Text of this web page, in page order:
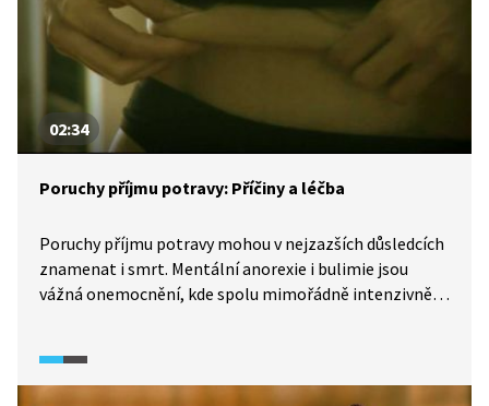
02:34
Poruchy příjmu potravy: Příčiny a léčba
Poruchy příjmu potravy mohou v nejzazších důsledcích
znamenat i smrt. Mentální anorexie i bulimie jsou
vážná onemocnění, kde spolu mimořádně intenzivně
příčinu. Příčiny jsou psychologické, ale i biologické.
Málokdy se ví a zdůrazňuje, že tato onemocnění jsou